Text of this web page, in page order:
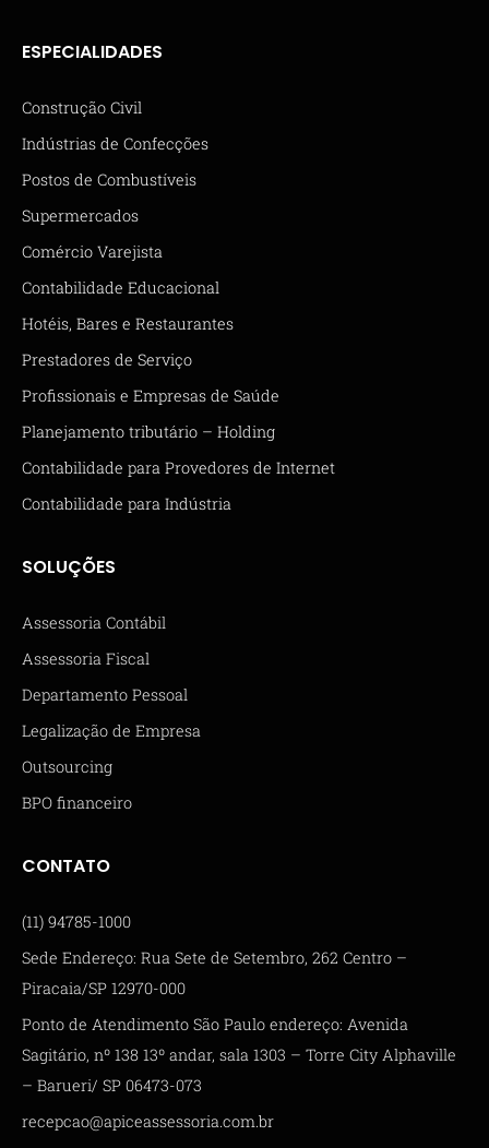
ESPECIALIDADES
Construção Civil
Indústrias de Confecções
Postos de Combustíveis
Supermercados
Comércio Varejista
Contabilidade Educacional
Hotéis, Bares e Restaurantes
Prestadores de Serviço
Profissionais e Empresas de Saúde
Planejamento tributário – Holding
Contabilidade para Provedores de Internet
Contabilidade para Indústria
SOLUÇÕES
Assessoria Contábil
Assessoria Fiscal
Departamento Pessoal
Legalização de Empresa
Outsourcing
BPO financeiro
CONTATO
(11) 94785-1000
Sede Endereço: Rua Sete de Setembro, 262 Centro –
Piracaia/SP 12970-000
Ponto de Atendimento São Paulo endereço: Avenida
Sagitário, nº 138 13º andar, sala 1303 – Torre City Alphaville
– Barueri/ SP 06473-073
recepcao@apiceassessoria.com.br